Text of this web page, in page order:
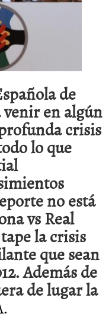
de
venir en algún
crisis
lo que
no está
vs Real
la crisis
que sean
Además de
de lugar la